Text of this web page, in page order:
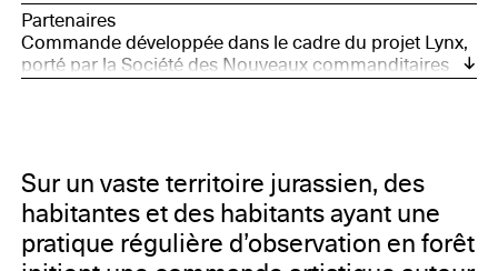
Partenaires
Commande développée dans le cadre du projet Lynx,
porté par la Société des Nouveaux commanditaires
avec le soutien de France Nation Verte.
Sur un vaste territoire jurassien, des
habitantes et des habitants ayant une
pratique régulière d’observation en forêt